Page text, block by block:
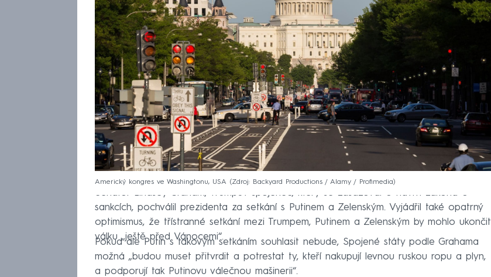
Americký kongres ve Washingtonu, USA Zdroj: Backyard Productions / Alamy / Profimedia
Senátor Lindsey Graham, Trumpův spojenec, který se zasazoval o návrh zákona o
sankcích, pochválil prezidenta za setkání s Putinem a Zelenským. Vyjádřil také opatrný
optimismus, že třístranné setkání mezi Trumpem, Putinem a Zelenským by mohlo ukončit
válku „ještě před Vánocemi“.
Pokud ale Putin s takovým setkáním souhlasit nebude, Spojené státy podle Grahama
možná „budou muset přitvrdit a potrestat ty, kteří nakupují levnou ruskou ropu a plyn,
a podporují tak Putinovu válečnou mašinerii“.